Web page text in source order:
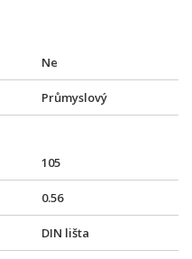
Ne
Průmyslový
105
0.56
DIN lišta